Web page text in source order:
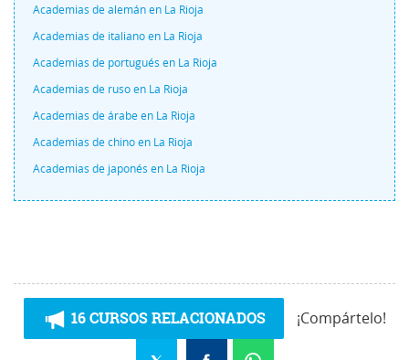
Academias de alemán en La Rioja
Academias de italiano en La Rioja
Academias de portugués en La Rioja
Academias de ruso en La Rioja
Academias de árabe en La Rioja
Academias de chino en La Rioja
Academias de japonés en La Rioja
16 CURSOS RELACIONADOS ¡Compártelo!